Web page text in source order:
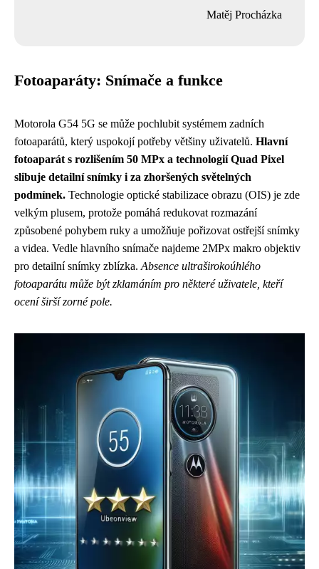
Matěj Procházka
Fotoaparáty: Snímače a funkce
Motorola G54 5G se může pochlubit systémem zadních
fotoaparátů, který uspokojí potřeby většiny uživatelů. Hlavní
fotoaparát s rozlišením 50 MPx a technologií Quad Pixel
slibuje detailní snímky i za zhoršených světelných
podmínek. Technologie optické stabilizace obrazu (OIS) je zde
velkým plusem, protože pomáhá redukovat rozmazání
způsobené pohybem ruky a umožňuje pořizovat ostřejší snímky
a videa. Vedle hlavního snímače najdeme 2MPx makro objektiv
pro detailní snímky zblízka. Absence ultraširokoúhlého
fotoaparátu může být zklamáním pro některé uživatele, kteří
ocení širší zorné pole.